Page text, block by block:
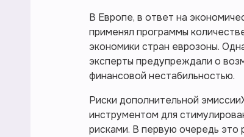
В Европе, в ответ на
применял программы
экономики стран еврозоны.
эксперты предупреждали о
финансовой нестабильностью.
Риски дополнительной
инструментом для
рисками. В первую очередь это